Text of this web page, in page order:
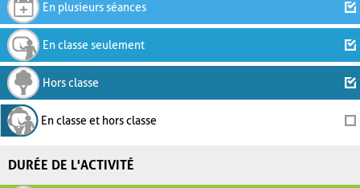
En plusieurs séances
En classe seulement
Hors classe
En classe et hors classe
DURÉE DE L'ACTIVITÉ